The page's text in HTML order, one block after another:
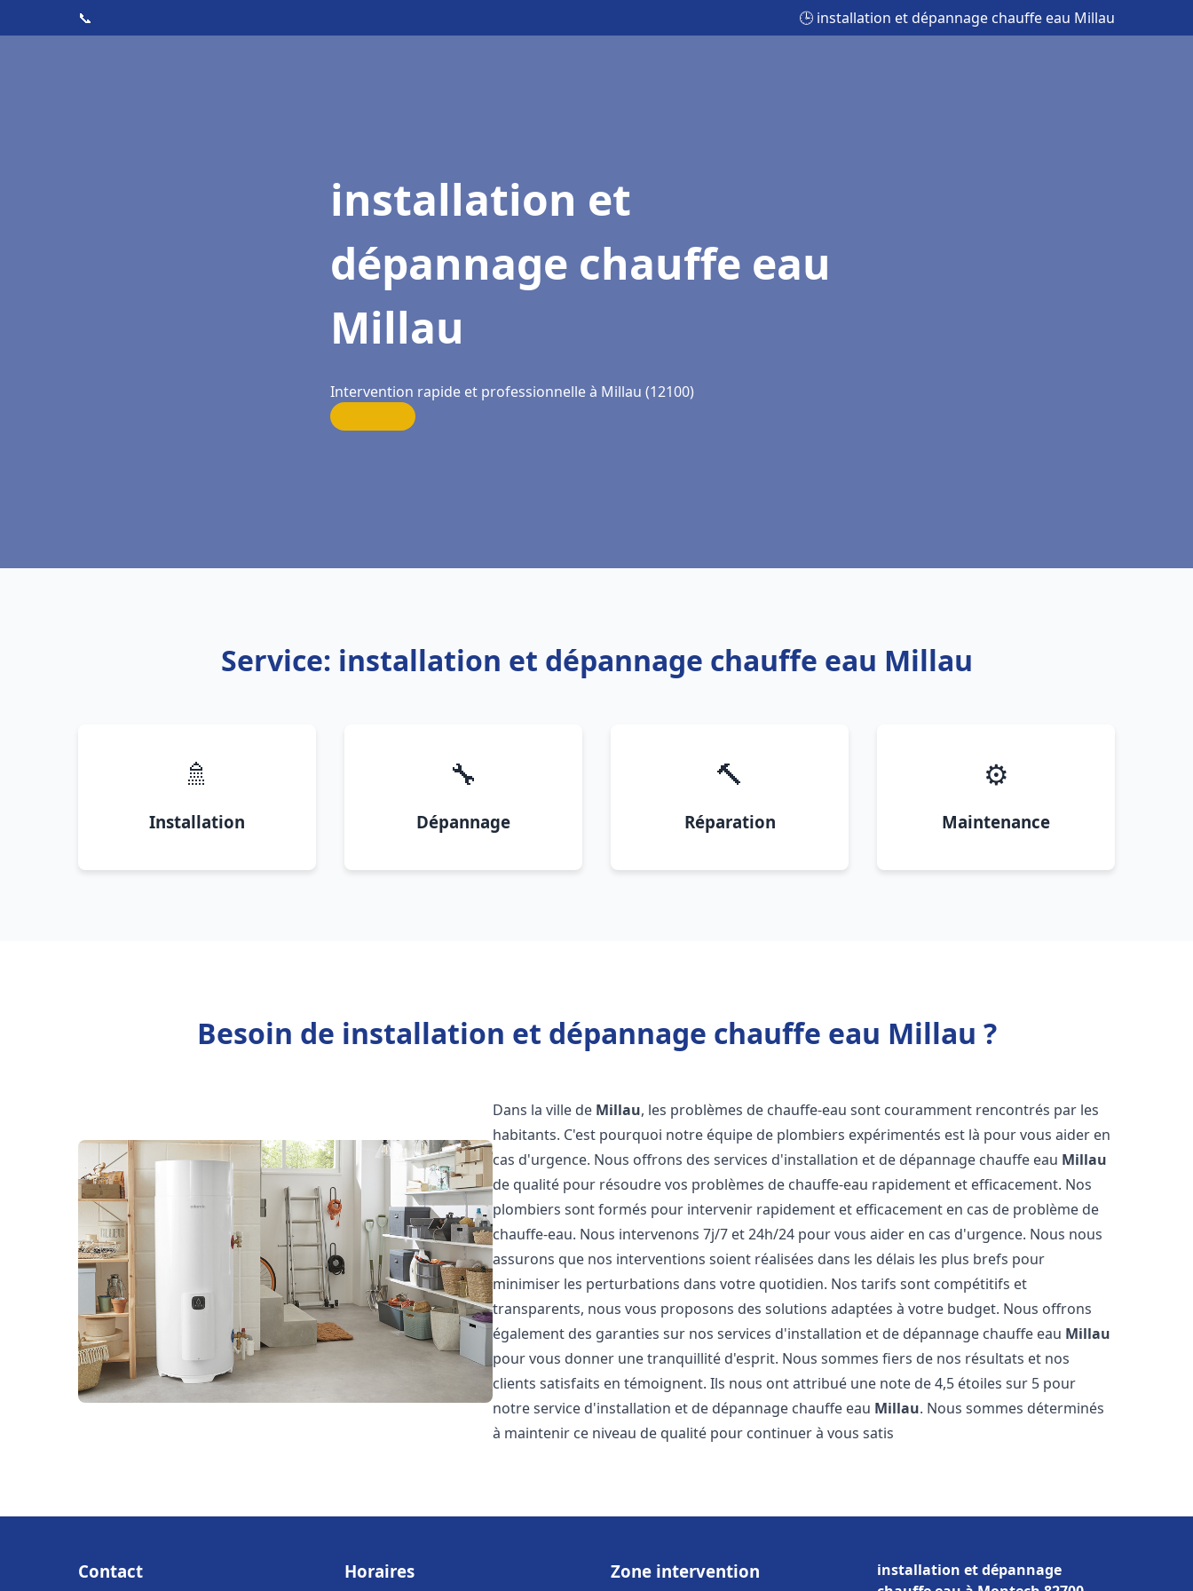
📞 🕒 installation et dépannage chauffe eau Millau
installation et
dépannage chauffe eau
Millau
Intervention rapide et professionnelle à Millau (12100)
Service: installation et dépannage chauffe eau Millau
🚿
Installation
🔧
Dépannage
🔨
Réparation
⚙️
Maintenance
Besoin de installation et dépannage chauffe eau Millau ?
Dans la ville de Millau, les problèmes de chauffe-eau sont couramment rencontrés par les
habitants. C'est pourquoi notre équipe de plombiers expérimentés est là pour vous aider en
cas d'urgence. Nous offrons des services d'installation et de dépannage chauffe eau Millau
de qualité pour résoudre vos problèmes de chauffe-eau rapidement et efficacement. Nos
plombiers sont formés pour intervenir rapidement et efficacement en cas de problème de
chauffe-eau. Nous intervenons 7j/7 et 24h/24 pour vous aider en cas d'urgence. Nous nous
assurons que nos interventions soient réalisées dans les délais les plus brefs pour
minimiser les perturbations dans votre quotidien. Nos tarifs sont compétitifs et
transparents, nous vous proposons des solutions adaptées à votre budget. Nous offrons
également des garanties sur nos services d'installation et de dépannage chauffe eau Millau
pour vous donner une tranquillité d'esprit. Nous sommes fiers de nos résultats et nos
clients satisfaits en témoignent. Ils nous ont attribué une note de 4,5 étoiles sur 5 pour
notre service d'installation et de dépannage chauffe eau Millau. Nous sommes déterminés
à maintenir ce niveau de qualité pour continuer à vous satis
Contact Horaires Zone intervention
installation et dépannage